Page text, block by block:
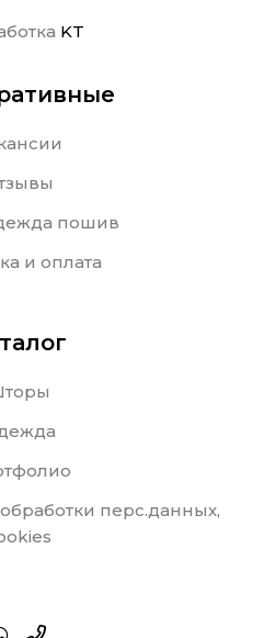
KT
пошив
и оплата
перс.данных,